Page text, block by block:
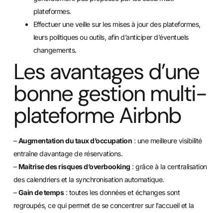
plateformes.
Effectuer une veille sur les mises à jour des plateformes,
leurs politiques ou outils, afin d’anticiper d’éventuels
changements.
Les avantages d’une
bonne gestion multi-
plateforme Airbnb
–Augmentation du taux d’occupation : une meilleure visibilité
entraîne davantage de réservations.
– Maitrise des risques d’overbooking : grâce à la centralisation
des calendriers et la synchronisation automatique.
–Gain de temps: toutes les données et échanges sont
regroupés, ce qui permet de se concentrer sur l’accueil et la